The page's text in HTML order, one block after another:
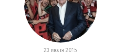
23 июля 2015